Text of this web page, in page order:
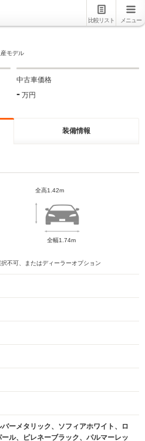
比較リスト メニュー
モデル
中古車価格
- 万円
装備情報
全高1.42m
全幅1.74m
択不可、またはディーラーオプション
ーメタリック、ソフィアホワイト、ロ
ル、ピレネーブラック、パルマーレッ